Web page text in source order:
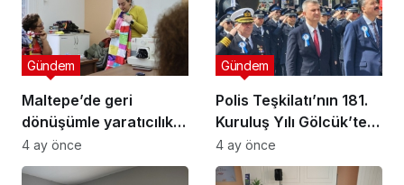
Maltepe’de geri
dönüşümle yaratıcılık
buluştu
Gündem
4 ay önce
Polis Teşkilatı’nın 181.
Kuruluş Yılı Gölcük’te
Törenle Kutlandı
Gündem
4 ay önce